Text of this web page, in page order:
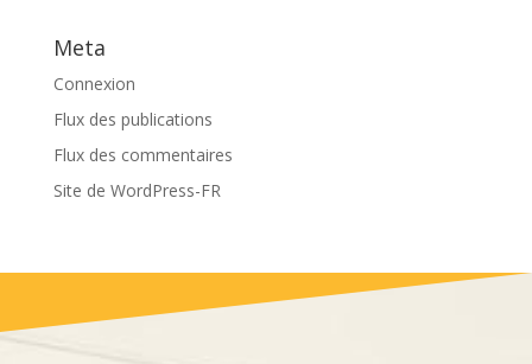
Meta
Connexion
Flux des publications
Flux des commentaires
Site de WordPress-FR